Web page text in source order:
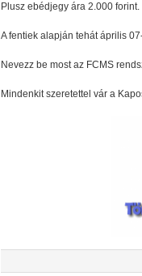
Plusz ebédjegy ára 2.000 forint.
A fentiek alapján tehát április
Nevezz be most az FCMS
Mindenkit szeretettel vár a